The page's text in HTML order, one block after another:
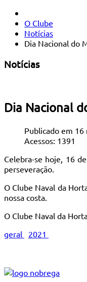
O Clube
Notícias
Dia Nacional do
Notícias
Dia Nacional
Publicado em
Acessos: 1391
Celebra-se hoje, 16
perseveração.
O Clube Naval da
nossa costa.
O Clube Naval da
geral
2021